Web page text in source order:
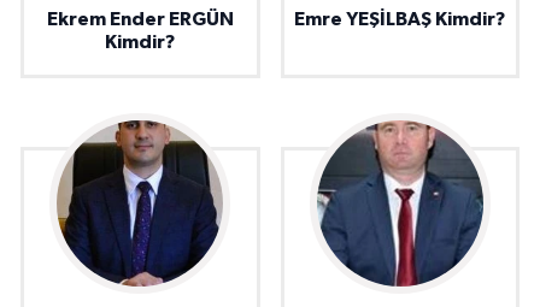
Ekrem Ender ERGÜN
Kimdir?
Emre YEŞİLBAŞ Kimdir?